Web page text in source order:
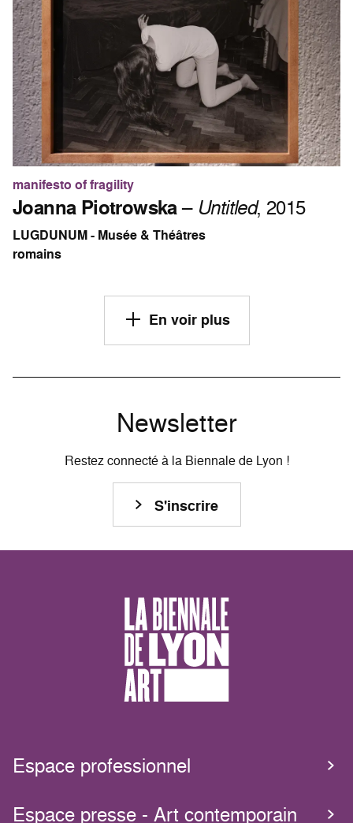
manifesto of fragility
Joanna Piotrowska– Untitled, 2015
LUGDUNUM - Musée & Théâtres
romains
En voir plus
Newsletter
Restez connecté à la Biennale de Lyon !
S'inscrire
Espace professionnel
Espace presse - Art contemporain